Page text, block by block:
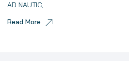
AD NAUTIC, ...
Read More